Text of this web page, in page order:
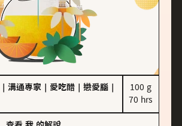
溝通專家 愛吃醋 戀愛腦
100 g
70 hrs